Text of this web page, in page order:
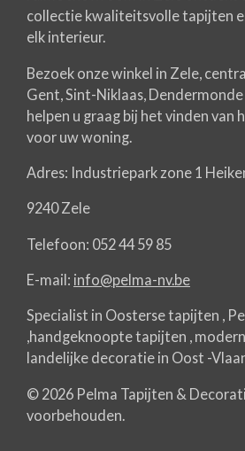
collectie kwaliteitsvolle tapijten
elk interieur.
Bezoek onze winkel in Zele,
Gent, Sint-Niklaas,
helpen u graag bij het vinden
voor uw woning.
Adres: Industriepark zone 1
9240 Zele
Telefoon: 052 44 59 85
E-mail: info@pelma-nv.be
Specialist in Oosterse tapijten ,
,handgeknoopte tapijten ,
landelijke decoratie in Oost -
© 2026 Pelma Tapijten &
voorbehouden.